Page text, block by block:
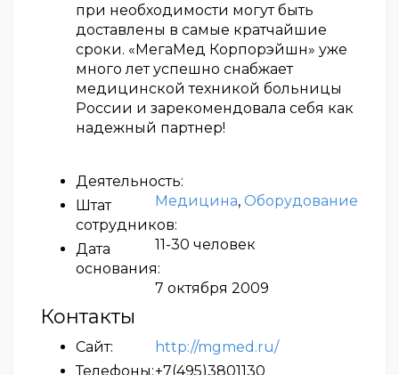
при необходимости могут быть
доставлены в самые кратчайшие
сроки. «МегаМед Корпорэйшн» уже
много лет успешно снабжает
медицинской техникой больницы
России и зарекомендовала себя как
надежный партнер!
Деятельность:
Медицина,Оборудование
Штат
сотрудников:
11-30 человек
Дата
основания:
7 октября 2009
Контакты
Сайт:
http://mgmed.ru/
Телефоны:+7(495)3801130